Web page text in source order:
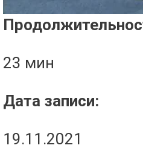
23 мин
Дата записи:
19.11.2021